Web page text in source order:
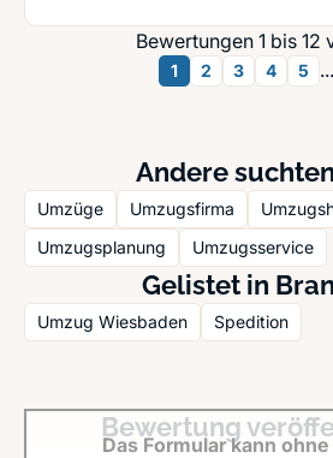
Bewertungen 1 bis 12
1 2 3 4 5 ...
Andere
Umzüge Umzugsfirma
Umzugsplanung
Umzugsservice
Gelistet in
Umzug Wiesbaden Spedition
Bewertung
Das Formular kann